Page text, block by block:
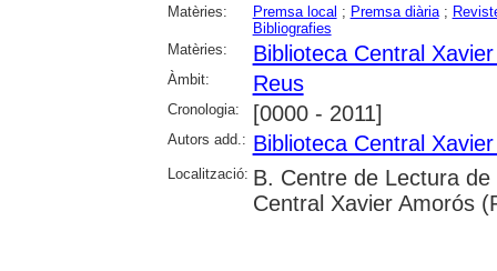
Matèries: Premsa local ; Premsa diària;
Bibliografies
Matèries:
Biblioteca Central
Àmbit: Reus
Cronologia: [0000 - 2011]
Autors add.: Biblioteca Central
Localització: B. Centre de Lectura
Central Xavier Amorós